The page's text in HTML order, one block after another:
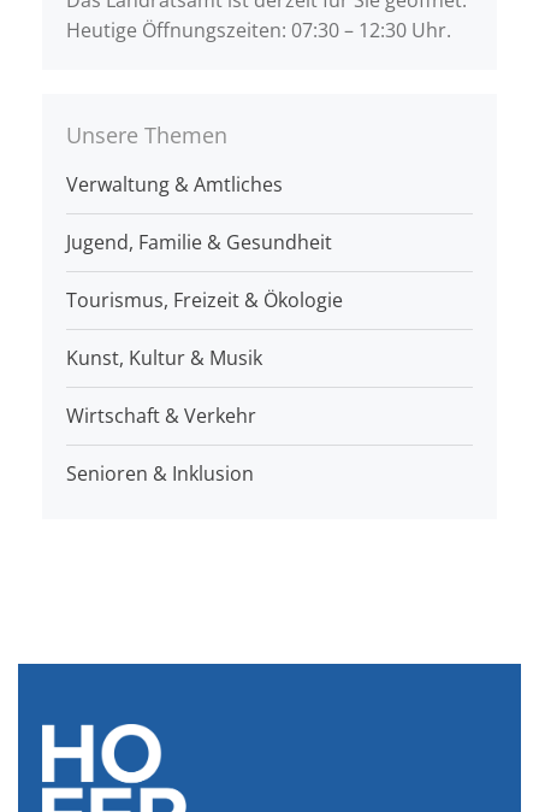
Heutige Öffnungszeiten: 07:30 – 12:30 Uhr.
Unsere Themen
Verwaltung & Amtliches
Jugend, Familie & Gesundheit
Tourismus, Freizeit & Ökologie
Kunst, Kultur & Musik
Wirtschaft & Verkehr
Senioren & Inklusion